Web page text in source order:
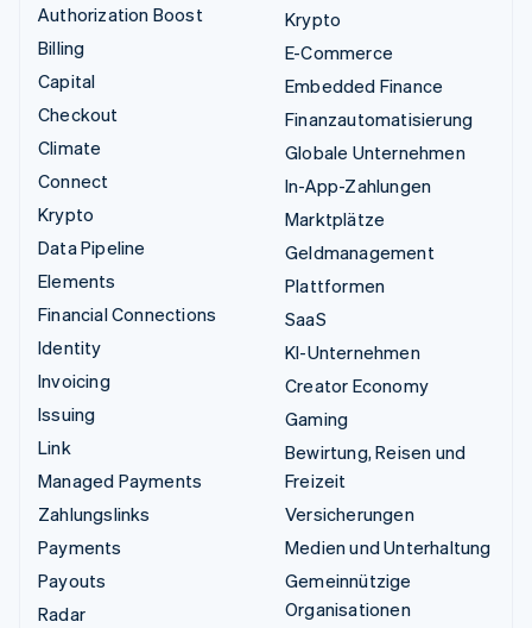
Authorization Boost
Billing
Capital
Checkout
Climate
Connect
Krypto
Data Pipeline
Elements
Financial Connections
Identity
Invoicing
Issuing
Link
Managed Payments
Zahlungslinks
Payments
Payouts
Radar
Krypto
E-Commerce
Embedded Finance
Finanzautomatisierung
Globale Unternehmen
In-App-Zahlungen
Marktplätze
Geldmanagement
Plattformen
SaaS
KI-Unternehmen
Creator Economy
Gaming
Bewirtung, Reisen und
Freizeit
Versicherungen
Medien und Unterhaltung
Gemeinnützige
Organisationen